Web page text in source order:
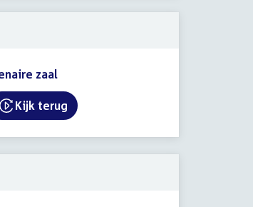
zaal
External link:
Kijk terug